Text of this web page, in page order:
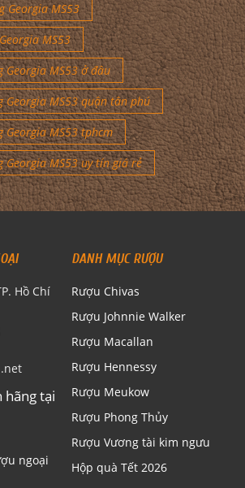
Georgia MS53
MS53
Georgia MS53 ở đâu
Georgia MS53 quận tân phú
Georgia MS53 tphcm
Georgia MS53 uy tín giá rẻ
Hồ Chí
hãng tại
ngoại
DANH MỤC RƯỢU
Rượu Chivas
Rượu Johnnie Walker
Rượu Macallan
Rượu Hennessy
Rượu Meukow
Rượu Phong Thủy
Rượu Vương tài kim ngưu
Hộp quà Tết 2026